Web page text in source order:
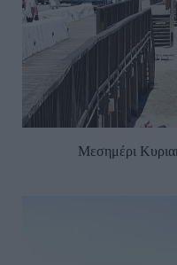
Μεσημέρι